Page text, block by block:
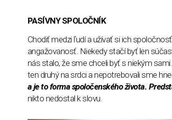
PASÍVNY SPOLOČNÍK
Chodiť medzi ľudí a užívať si ich
angažovanosť. Niekedy stačí byť len
nás stalo, že sme chceli byť s niekým
ten druhý na srdci a nepotrebovali sme
a je to forma spoločenského života.
nikto nedostal k slovu.